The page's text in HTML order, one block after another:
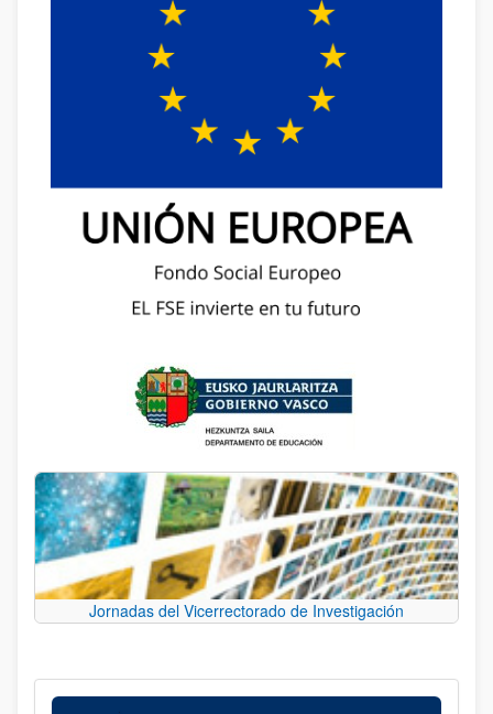
Jornadas del Vicerrectorado de Investigación